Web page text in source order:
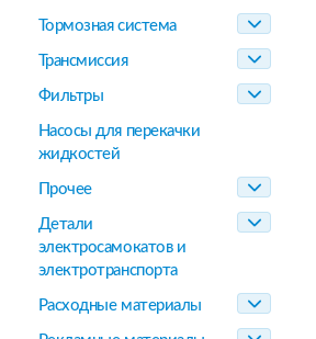
Тормозная система
Трансмиссия
Фильтры
Насосы для перекачки
жидкостей
Прочее
Детали
электросамокатов и
электротранспорта
Расходные материалы